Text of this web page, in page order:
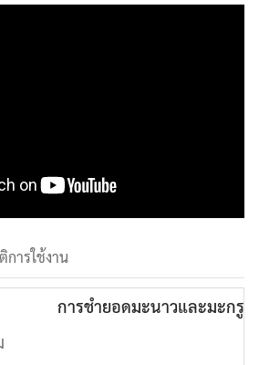
การใช้งาน
การชำยอดมะนาวและมะกรู